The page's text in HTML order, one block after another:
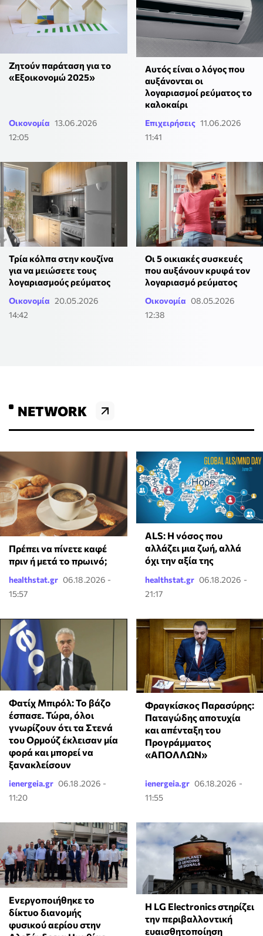
Ζητούν παράταση για το
«Εξοικονομώ 2025»
Οικονομία 13.06.2026
12:05
Αυτός είναι ο λόγος που
αυξάνονται οι
λογαριασμοί ρεύματος το
καλοκαίρι
Επιχειρήσεις 11.06.2026
11:41
Τρία κόλπα στην κουζίνα
για να μειώσετε τους
λογαριασμούς ρεύματος
Οικονομία 20.05.2026
14:42
Οι 5 οικιακές συσκευές
που αυξάνουν κρυφά τον
λογαριασμό ρεύματος
Οικονομία 08.05.2026
12:38
NETWORK
Πρέπει να πίνετε καφέ
πριν ή μετά το πρωινό;
healthstat.gr 06.18.2026 -
15:57
ALS: Η νόσος που
αλλάζει μια ζωή, αλλά
όχι την αξία της
healthstat.gr 06.18.2026 -
21:17
Φατίχ Μπιρόλ: Το βάζο
έσπασε. Τώρα, όλοι
γνωρίζουν ότι τα Στενά
του Ορμούζ έκλεισαν μία
φορά και μπορεί να
ξανακλείσουν
ienergeia.gr 06.18.2026 -
11:20
Φραγκίσκος Παρασύρης:
Παταγώδης αποτυχία
και απένταξη του
Προγράμματος
«ΑΠΟΛΛΩΝ»
ienergeia.gr 06.18.2026 -
11:55
Ενεργοποιήθηκε το
δίκτυο διανομής
φυσικού αερίου στην
Η LG Electronics στηρίζει
την περιβαλλοντική
ευαισθητοποίηση